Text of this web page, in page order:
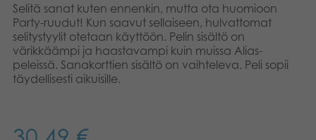
Selitä sanat kuten ennenkin, mutta ota huomioon
Party-ruudut! Kun saavut sellaiseen, hulvattomat
selitystyylit otetaan käyttöön. Pelin sisältö on
värikkäämpi ja haastavampi kuin muissa Alias-
peleissä. Sanakorttien sisältö on vaihteleva. Peli sopii
täydellisesti aikuisille.